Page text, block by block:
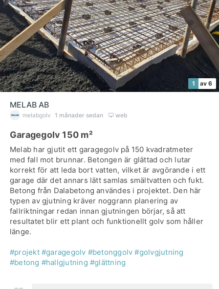
1 av 6
MELAB AB
melabgolv 1 månader sedan web
Garagegolv 150 m²
Melab har gjutit ett garagegolv på 150 kvadratmeter
med fall mot brunnar. Betongen är glättad och lutar
korrekt för att leda bort vatten, vilket är avgörande i ett
garage där det annars lätt samlas smältvatten och fukt.
Betong från Dalabetong användes i projektet. Den här
typen av gjutning kräver noggrann planering av
fallriktningar redan innan gjutningen börjar, så att
resultatet blir ett plant och funktionellt golv som håller
länge.
#projekt #garagegolv #betonggolv #golvgjutning
#betong #hallgjutning #glättning